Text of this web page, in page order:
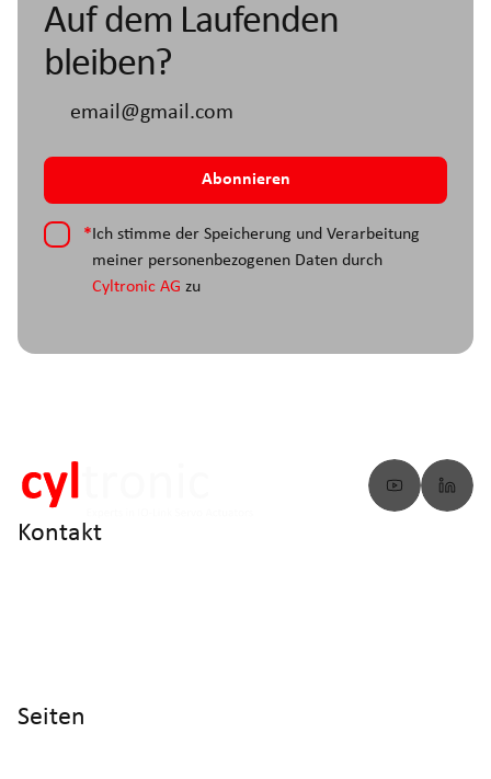
Auf dem Laufenden
bleiben?
* Ich stimme der Speicherung und Verarbeitung
meiner personenbezogenen Daten durch
Cyltronic AG zu
Kontakt
Seiten